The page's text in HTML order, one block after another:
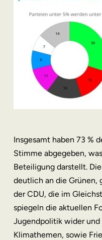
Insgesamt haben 73 %
Stimme abgegeben,
Beteiligung darstellt.
deutlich an die Grünen,
der CDU, die im
spiegeln die aktuellen
Jugendpolitik wider
Klimathemen, sowie